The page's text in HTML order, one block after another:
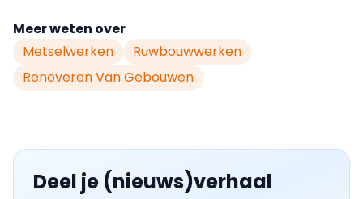
Meer weten over
Metselwerken
Ruwbouwwerken
Renoveren Van Gebouwen
Deel je (nieuws)verhaal